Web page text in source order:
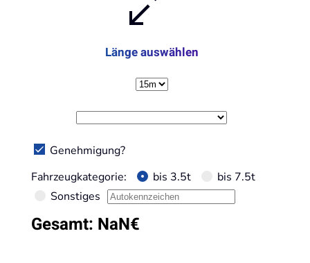
Länge auswählen
Genehmigung?
Fahrzeugkategorie:
bis 3.5t
bis 7.5t
Sonstiges
Gesamt: NaN€